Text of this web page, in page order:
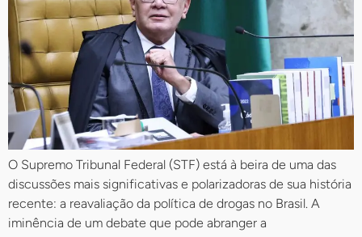
O Supremo Tribunal Federal (STF) está à beira de uma das
discussões mais significativas e polarizadoras de sua história
recente: a reavaliação da política de drogas no Brasil. A
iminência de um debate que pode abranger a